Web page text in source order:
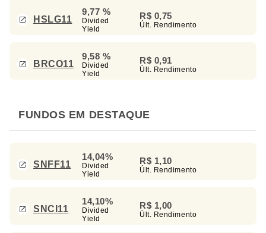
HSLG11
9,77 %
Divided
Yield
R$ 0,75
Últ. Rendimento
BRCO11
9,58 %
Divided
Yield
R$ 0,91
Últ. Rendimento
FUNDOS EM DESTAQUE
SNFF11
14,04%
Divided
Yield
R$ 1,10
Últ. Rendimento
SNCI11
14,10%
Divided
Yield
R$ 1,00
Últ. Rendimento